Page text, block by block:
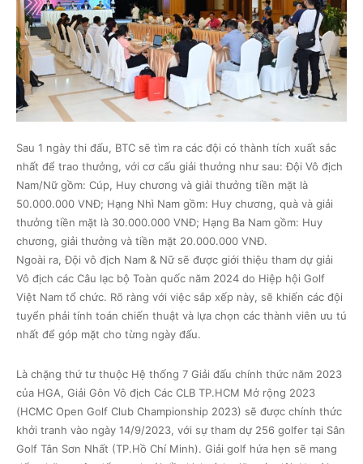
Sau 1 ngày thi đấu, BTC sẽ tìm ra các đội có thành tích xuất sắc
nhất để trao thưởng, với cơ cấu giải thưởng như sau: Đội Vô địch
Nam/Nữ gồm: Cúp, Huy chương và giải thưởng tiền mặt là
50.000.000 VNĐ; Hạng Nhì Nam gồm: Huy chương, quà và giải
thưởng tiền mặt là 30.000.000 VNĐ; Hạng Ba Nam gồm: Huy
chương, giải thưởng và tiền mặt 20.000.000 VNĐ.
Ngoài ra, Đội vô địch Nam & Nữ sẽ được giới thiệu tham dự giải
Vô địch các Câu lạc bộ Toàn quốc năm 2024 do Hiệp hội Golf
Việt Nam tổ chức. Rõ ràng với việc sắp xếp này, sẽ khiến các đội
tuyển phải tính toán chiến thuật và lựa chọn các thành viên ưu tú
nhất để góp mặt cho từng ngày đấu.
Là chặng thứ tư thuộc Hệ thống 7 Giải đấu chính thức năm 2023
của HGA, Giải Gôn Vô địch Các CLB TP.HCM Mở rộng 2023
(HCMC Open Golf Club Championship 2023) sẽ được chính thức
khởi tranh vào ngày 14/9/2023, với sự tham dự 256 golfer tại Sân
Golf Tân Sơn Nhất (TP.Hồ Chí Minh). Giải golf hứa hẹn sẽ mang